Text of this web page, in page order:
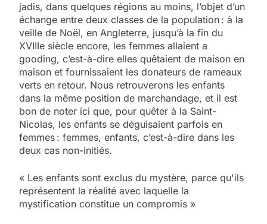
jadis, dans quelques régions au moins, l’objet d’un
échange entre deux classes de la population : à la
veille de Noël, en Angleterre, jusqu’à la fin du
XVIIIe siècle encore, les femmes allaient a
gooding, c’est-à-dire elles quêtaient de maison en
maison et fournissaient les donateurs de rameaux
verts en retour. Nous retrouverons les enfants
dans la même position de marchandage, et il est
bon de noter ici que, pour quêter à la Saint-
Nicolas, les enfants se déguisaient parfois en
femmes : femmes, enfants, c’est-à-dire dans les
deux cas non-initiés.
« Les enfants sont exclus du mystère, parce qu'ils
représentent la réalité avec laquelle la
mystification constitue un compromis »